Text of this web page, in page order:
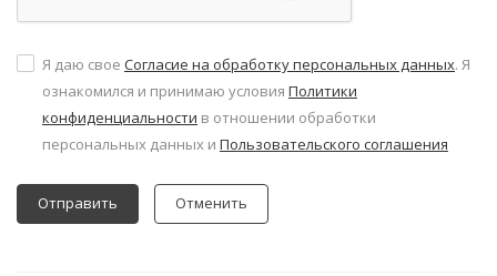
Я даю свое Согласие на обработку персональных данных. Я
ознакомился и принимаю условия Политики
конфиденциальности в отношении обработки
персональных данных и Пользовательского соглашения
Отменить